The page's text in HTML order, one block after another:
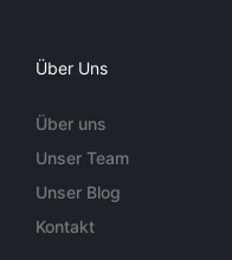
Über Uns
Über uns
Unser Team
Unser Blog
Kontakt